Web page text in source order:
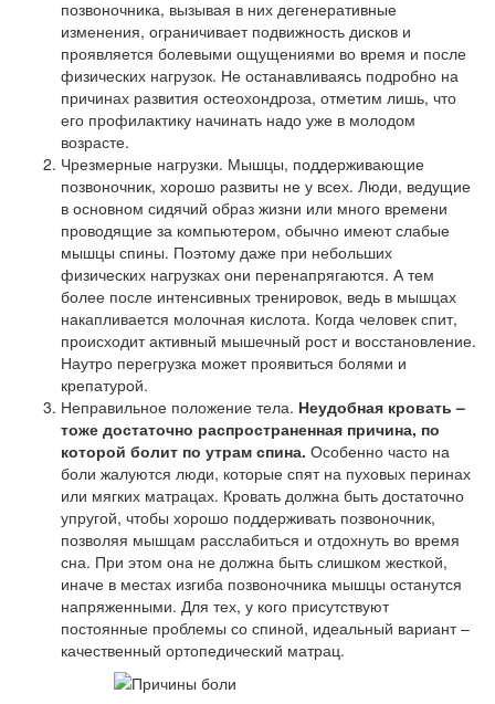
позвоночника, вызывая в них дегенеративные
изменения, ограничивает подвижность дисков и
проявляется болевыми ощущениями во время и после
физических нагрузок. Не останавливаясь подробно на
причинах развития остеохондроза, отметим лишь, что
его профилактику начинать надо уже в молодом
возрасте.
Чрезмерные нагрузки. Мышцы, поддерживающие
позвоночник, хорошо развиты не у всех. Люди, ведущие
в основном сидячий образ жизни или много времени
проводящие за компьютером, обычно имеют слабые
мышцы спины. Поэтому даже при небольших
физических нагрузках они перенапрягаются. А тем
более после интенсивных тренировок, ведь в мышцах
накапливается молочная кислота. Когда человек спит,
происходит активный мышечный рост и восстановление.
Наутро перегрузка может проявиться болями и
крепатурой.
Неправильное положение тела. Неудобная кровать –
тоже достаточно распространенная причина, по
которой болит по утрам спина. Особенно часто на
боли жалуются люди, которые спят на пуховых перинах
или мягких матрацах. Кровать должна быть достаточно
упругой, чтобы хорошо поддерживать позвоночник,
позволяя мышцам расслабиться и отдохнуть во время
сна. При этом она не должна быть слишком жесткой,
иначе в местах изгиба позвоночника мышцы останутся
напряженными. Для тех, у кого присутствуют
постоянные проблемы со спиной, идеальный вариант –
качественный ортопедический матрац.